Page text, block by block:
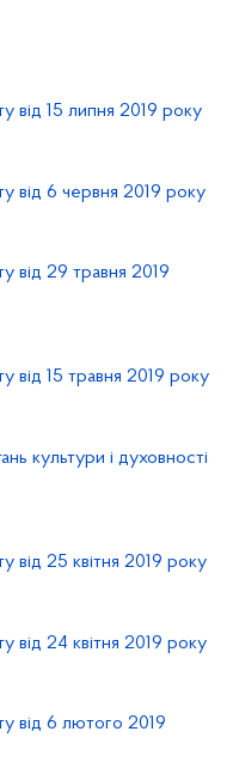
від 15 липня 2019 року
від 6 червня 2019 року
від 29 травня 2019
від 15 травня 2019 року
культури і духовності
від 25 квітня 2019 року
від 24 квітня 2019 року
від 6 лютого 2019